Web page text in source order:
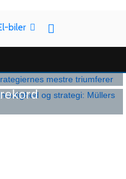
biler
første og